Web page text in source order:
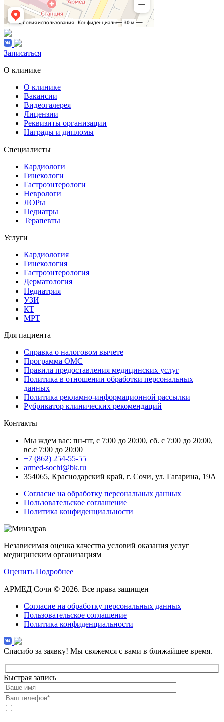
Записаться
О клинике
О клинике
Вакансии
Видеогалерея
Лицензии
Реквизиты организации
Награды и дипломы
Специалисты
Кардиологи
Гинекологи
Гастроэнтерологи
Неврологи
ЛОРы
Педиатры
Терапевты
Услуги
Кардиология
Гинекология
Гастроэнтерология
Дерматология
Педиатрия
УЗИ
КТ
МРТ
Для пациента
Справка о налоговом вычете
Программа ОМС
Правила предоставления медицинских услуг
Политика в отношении обработки персональных
данных
Политика рекламно-информационной рассылки
Рубрикатор клинических рекомендаций
Контакты
Мы ждем вас: пн-пт, с 7:00 до 20:00, сб. с 7:00 до 20:00,
вс.с 7:00 до 20:00
+7 (862) 254-55-55
armed-sochi@bk.ru
354065, Краснодарский край, г. Сочи, ул. Гагарина, 19А
Согласие на обработку персональных данных
Пользовательское соглашение
Политика конфиденциальности
Независимая оценка качества условий оказания услуг
медицинским организациям
Оценить Подробнее
АРМЕД Сочи © 2026. Все права защищен
Согласие на обработку персональных данных
Пользовательское соглашение
Политика конфиденциальности
Спасибо за заявку! Мы свяжемся с вами в ближайшее время.
Быстрая запись